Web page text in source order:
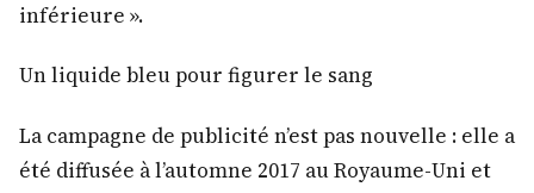
inférieure ».
Un liquide bleu pour figurer le sang
La campagne de publicité n’est pas nouvelle : elle a
été diffusée à l’automne 2017 au Royaume-Uni et